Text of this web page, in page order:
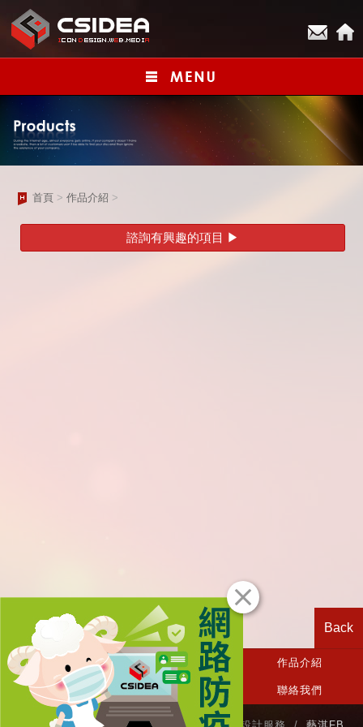
首頁 >作品介紹 >
諮詢有興趣的項目 ▶
Back
CSIDEA首頁 關於我們 作品介紹
相關消息 設計服務 聯絡我們